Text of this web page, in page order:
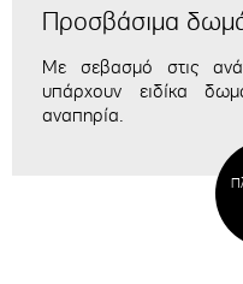
Προσβάσιμα
Με σεβασμό στις
υπάρχουν ειδίκα
αναπηρία.